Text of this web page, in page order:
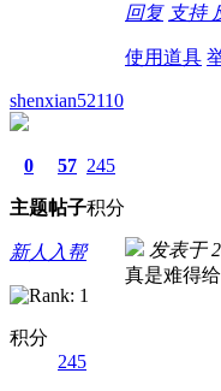
回复 支持
使用道具
shenxian52110
0
主题
57
帖子
245
积分
新人入帮
积分
245
发表于
真是难得